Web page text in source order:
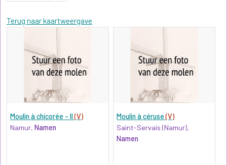
Terug naar kaartweergave
Moulin à chicorée - II(V)
Namur, Namen
Moulin à céruse(V)
Saint-Servais (Namur),
Namen